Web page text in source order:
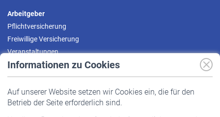
Informationen zu Cookies
Auf unserer Website setzen wir Cookies ein, die für den
Betrieb der Seite erforderlich sind.
Arbeitgeber
Pflichtversicherung
Freiwillige Versicherung
Veranstaltungen
Pflichtversicherung